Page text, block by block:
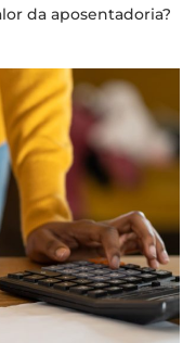
da aposentadoria?